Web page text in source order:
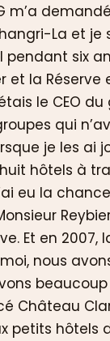
m’a
La et je
pendant six
et la
le CEO
qui
je les ai
hôtels à
eu la
Et en 2007,
nous
beaucoup
Château
petits hôtels